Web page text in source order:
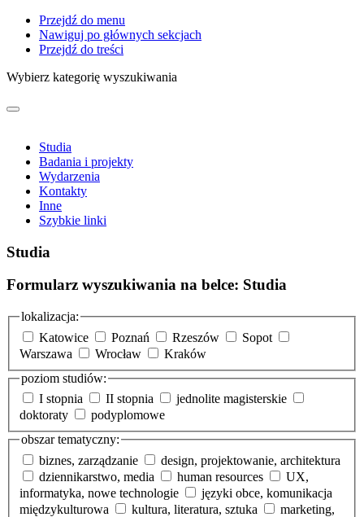
Przejdź do menu
Nawiguj po głównych sekcjach
Przejdź do treści
Wybierz kategorię wyszukiwania
Studia
Badania i projekty
Wydarzenia
Kontakty
Inne
Szybkie linki
Studia
Formularz wyszukiwania na belce: Studia
lokalizacja:
Katowice
Poznań Rzeszów
Sopot
Warszawa
Wrocław
Kraków
poziom studiów:
I stopnia
II stopnia
jednolite magisterskie
doktoraty
podyplomowe
obszar tematyczny:
biznes, zarządzanie
design, projektowanie, architektura
dziennikarstwo, media
human resources
UX,
informatyka, nowe technologie
języki obce, komunikacja
międzykulturowa
kultura, literatura, sztuka
marketing,